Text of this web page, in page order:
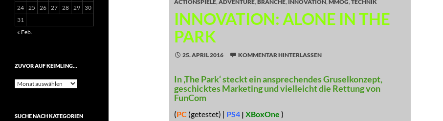
ACTIONSPIELE,ADVENTURE,BRANCHE, INNOVATION,MMOG,TECHNIK
INNOVATION: ALONE IN THE
PARK
25. APRIL 2016 KOMMENTAR HINTERLASSEN
In ‚The Park‘ steckt ein ansprechendes Gruselkonzept,
geschicktes Marketing und vielleicht die Rettung von
FunCom
(PC (getestet) | PS4 | XBoxOne )
24 25 26 27 28 29
30
31
« Feb.
ZUVOR AUF KEIMLING…
Zuvor
SUCHE NACH KATEGORIEN